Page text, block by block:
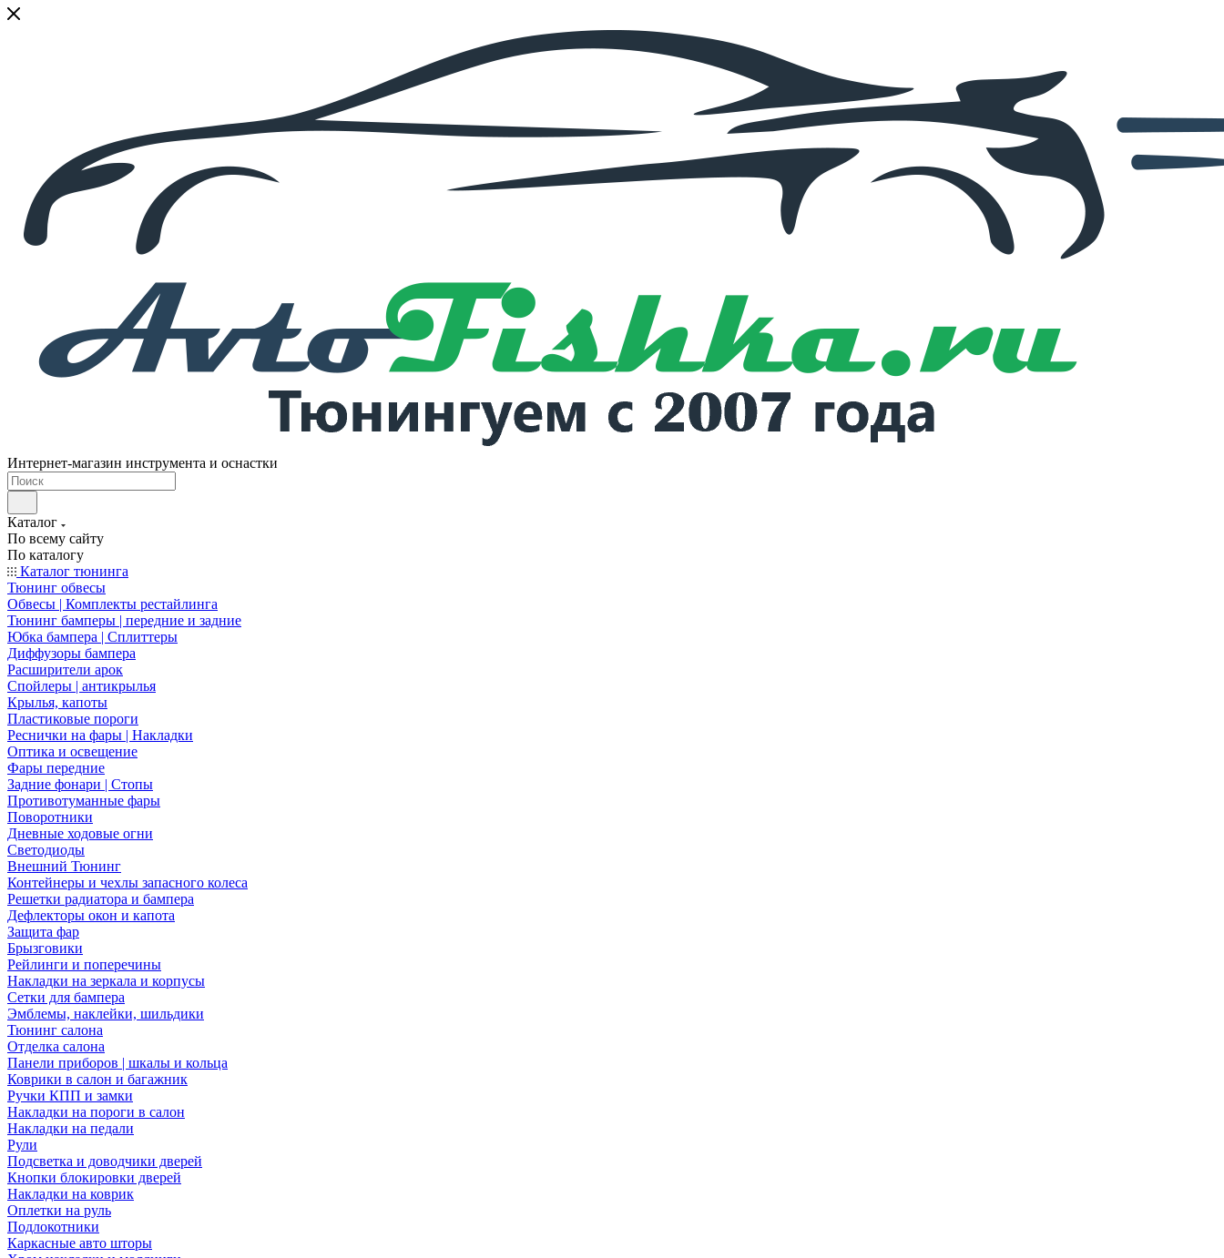
Интернет-магазин инструмента и оснастки
Каталог
По всему сайту
По каталогу
Каталог тюнинга
Тюнинг обвесы
Обвесы | Комплекты рестайлинга
Тюнинг бамперы | передние и задние
Юбка бампера | Сплиттеры
Диффузоры бампера
Расширители арок
Спойлеры | антикрылья
Крылья, капоты
Пластиковые пороги
Реснички на фары | Накладки
Оптика и освещение
Фары передние
Задние фонари | Стопы
Противотуманные фары
Поворотники
Дневные ходовые огни
Светодиоды
Внешний Тюнинг
Контейнеры и чехлы запасного колеса
Решетки радиатора и бампера
Дефлекторы окон и капота
Защита фар
Брызговики
Рейлинги и поперечины
Накладки на зеркала и корпусы
Сетки для бампера
Эмблемы, наклейки, шильдики
Тюнинг салона
Отделка салона
Панели приборов | шкалы и кольца
Коврики в салон и багажник
Ручки КПП и замки
Накладки на пороги в салон
Накладки на педали
Рули
Подсветка и доводчики дверей
Кнопки блокировки дверей
Накладки на коврик
Оплетки на руль
Подлокотники
Каркасные авто шторы